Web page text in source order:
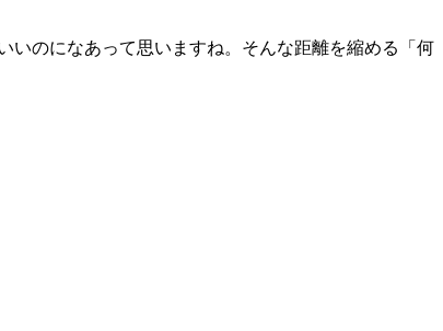
いのになあって思いますね。そんな距離を縮める「何